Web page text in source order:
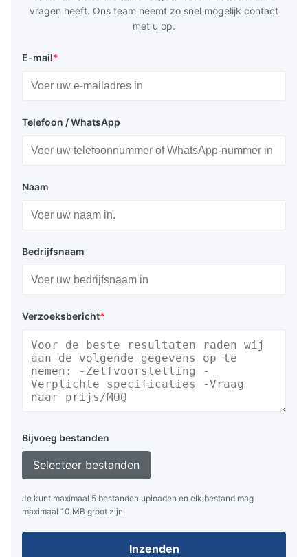
vragen heeft. Ons team neemt zo snel mogelijk contact
met u op.
E-mail*
Telefoon / WhatsApp
Naam
Bedrijfsnaam
Verzoeksbericht*
Bijvoeg bestanden
Selecteer bestanden
Je kunt maximaal 5 bestanden uploaden en elk bestand mag
maximaal 10 MB groot zijn.
Inzenden